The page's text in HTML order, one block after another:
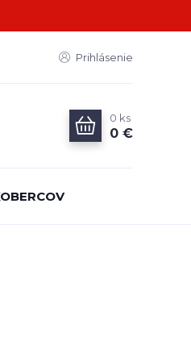
Prihlásenie
0 ks
0 €